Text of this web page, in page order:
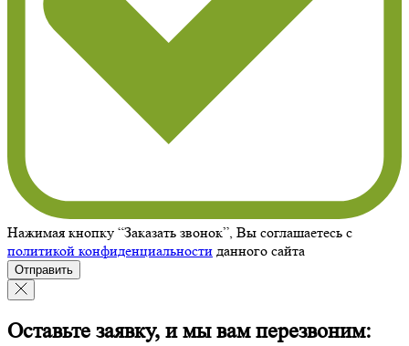
Нажимая кнопку “Заказать звонок”, Вы соглашаетесь с
политикой конфиденциальности данного сайта
Отправить
Оставьте заявку, и мы вам перезвоним: